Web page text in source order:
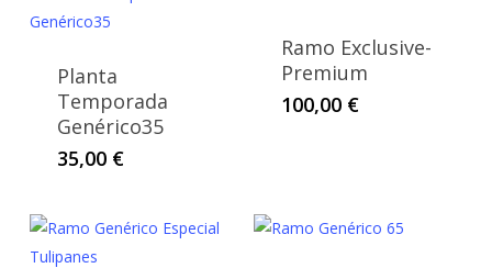
Planta
Temporada
Genérico35
35,00 €
Ramo Exclusive-
Premium
100,00 €